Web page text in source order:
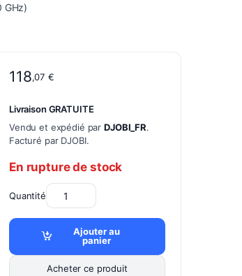
GHz)
118,07 €
Livraison GRATUITE
Vendu et expédié parDJOBI_FR.
Facturé par DJOBI.
En rupture de stock
Quantité
Ajouter au
panier
Acheter ce produit